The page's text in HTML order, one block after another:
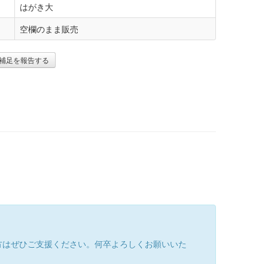
はがき大
空欄のまま販売
足を報告する
ぜひご支援ください。何卒よろしくお願いいた